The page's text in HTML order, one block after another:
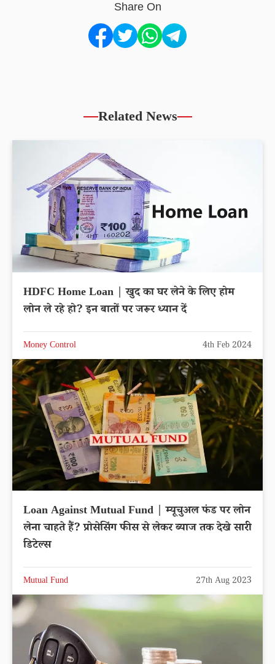
Share On
Related News
HDFC Home Loan | खुद का घर लेने के लिए होम
लोन ले रहे हो? इन बातों पर जरूर ध्यान दें
Money Control 4th Feb 2024
Loan Against Mutual Fund | म्यूचुअल फंड पर लोन
लेना चाहते हैं? प्रोसेसिंग फीस से लेकर ब्याज तक देखे सारी
डिटेल्स
Mutual Fund 27th Aug 2023